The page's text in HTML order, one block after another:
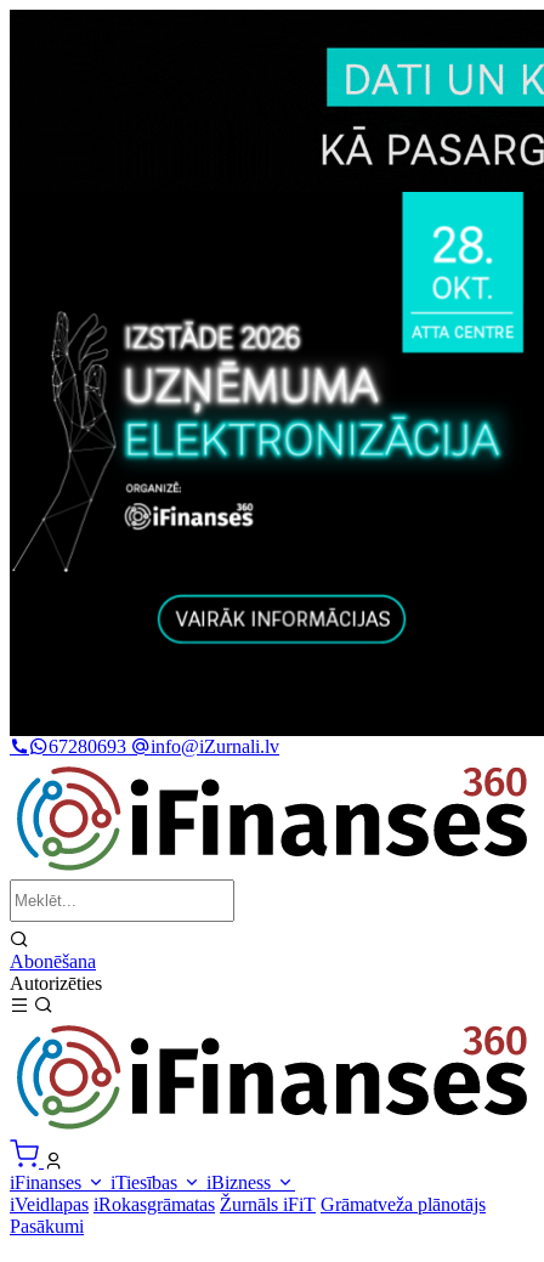
67280693 info@iZurnali.lv
Abonēšana
Autorizēties
iFinanses iTiesības
iBizness
iVeidlapas iRokasgrāmatas Žurnāls iFiT Grāmatveža plānotājs
Pasākumi